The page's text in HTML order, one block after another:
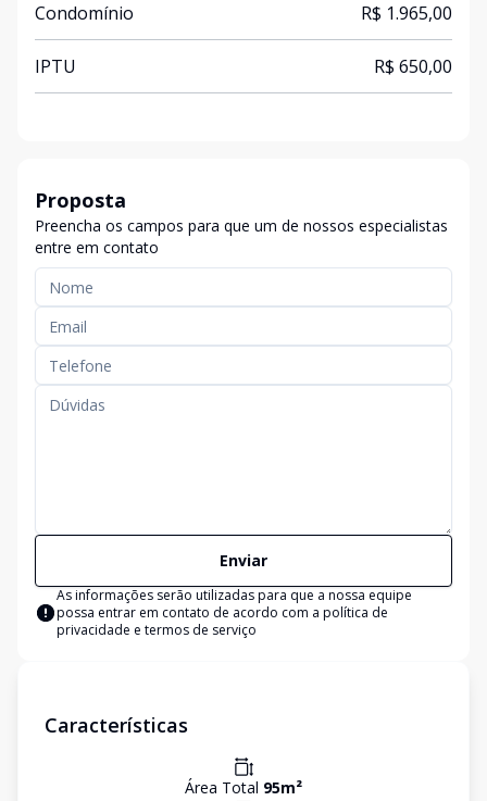
Condomínio R$ 1.965,00
IPTU R$ 650,00
Proposta
Preencha os campos para que um de nossos especialistas
entre em contato
Enviar
As informações serão utilizadas para que a nossa equipe
possa entrar em contato de acordo com a política de
privacidade e termos de serviço
Características
Área Total 95m²